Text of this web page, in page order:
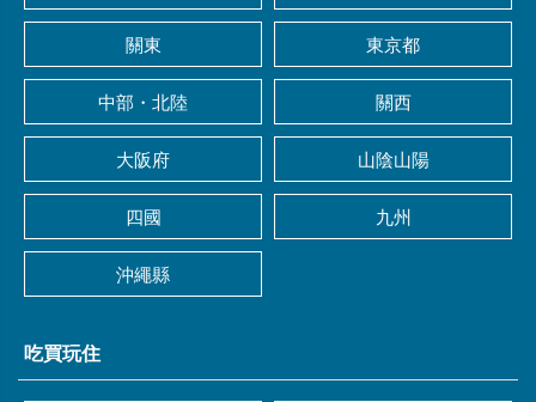
關東 東京都
中部・北陸 關西
大阪府 山陰山陽
四國 九州
沖繩縣
吃買玩住